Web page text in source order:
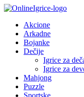
Akcione
Arkadne
Bojanke
Dečije
Igrice za
Igrice za
Mahjong
Puzzle
Sportske